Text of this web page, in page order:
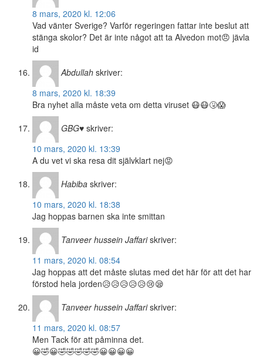
8 mars, 2020 kl. 12:06
Vad vänter Sverige? Varför regeringen fattar inte beslut att
stänga skolor? Det är inte något att ta Alvedon mot😠 jävla
id
Abdullah skriver:
8 mars, 2020 kl. 18:39
Bra nyhet alla måste veta om detta viruset 😷😷🤧😱
GBG♥ skriver:
10 mars, 2020 kl. 13:39
A du vet vi ska resa dit självklart nej😡
Habiba skriver:
10 mars, 2020 kl. 18:38
Jag hoppas barnen ska inte smittan
Tanveer hussein Jaffari skriver:
11 mars, 2020 kl. 08:54
Jag hoppas att det måste slutas med det här för att det har
förstod hela jorden😥😥😥😥😥😢😪
Tanveer hussein Jaffari skriver:
11 mars, 2020 kl. 08:57
Men Tack för att påminna det.
😀🤣😀🤣🤣🤣🤣🤣😀😀😀😀